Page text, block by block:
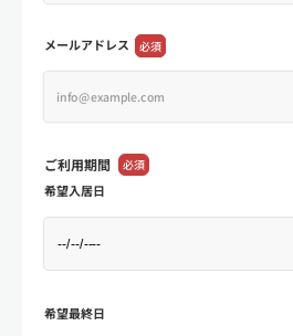
メールアドレス 必須
ご利用期間 必須
希望入居日
希望最終日